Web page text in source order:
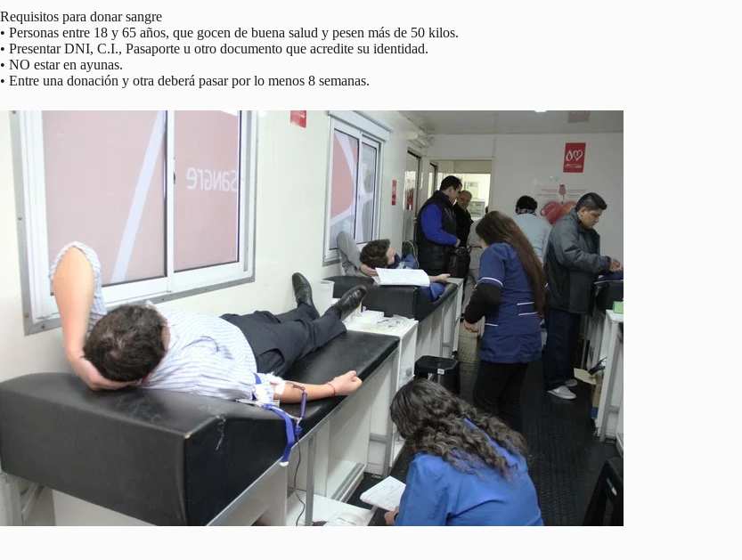
Requisitos para donar sangre
• Personas entre 18 y 65 años, que gocen de buena salud y pesen más de 50 kilos.
• Presentar DNI, C.I., Pasaporte u otro documento que acredite su identidad.
• NO estar en ayunas.
• Entre una donación y otra deberá pasar por lo menos 8 semanas.